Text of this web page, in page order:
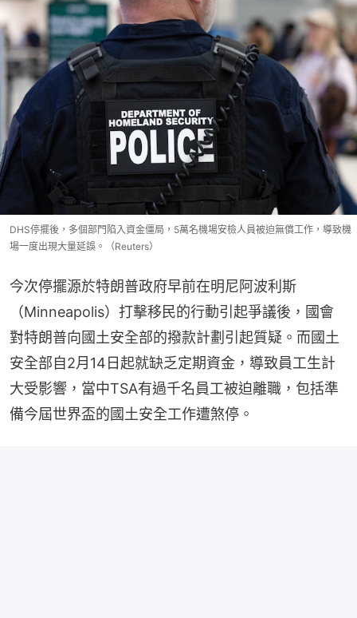
DHS停擺後，多個部門陷入資金僵局，5萬名機場安檢人員被迫無償工作，導致機
場一度出現大量延誤。（Reuters）
今次停擺源於特朗普政府早前在明尼阿波利斯
（Minneapolis）打擊移民的行動引起爭議後，國會
對特朗普向國土安全部的撥款計劃引起質疑。而國土
安全部自2月14日起就缺乏定期資金，導致員工生計
大受影響，當中TSA有過千名員工被迫離職，包括準
備今屆世界盃的國土安全工作遭煞停。